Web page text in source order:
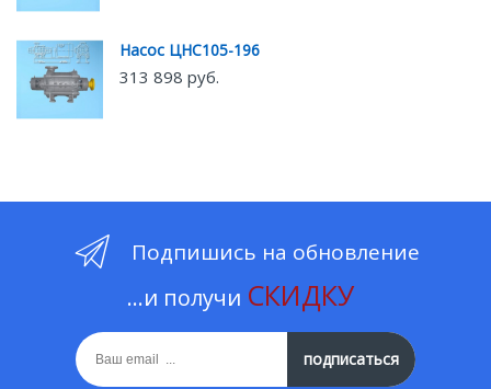
Насос ЦНС105-196
313 898 руб.
Подпишись на обновление
...и получи СКИДКУ
подписаться